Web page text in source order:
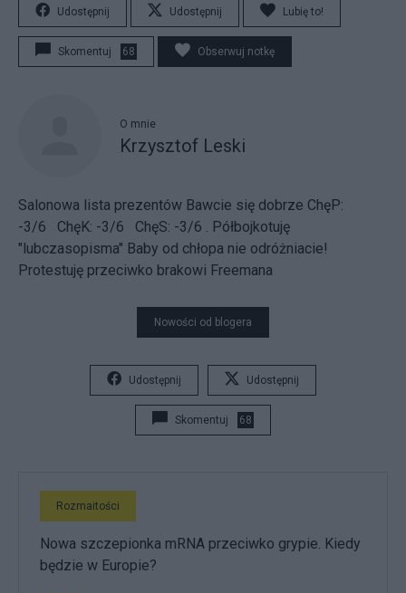
Udostępnij Udostępnij Lubię to!
Skomentuj 68 Obserwuj notkę
O mnie
Krzysztof Leski
Salonowa lista prezentów Bawcie się dobrze ChęP:
-3/6 ChęK: -3/6 ChęS: -3/6
Półbojkotuję
"lubczasopisma" Baby od chłopa nie odróżniacie!
Protestuję przeciwko brakowi Freemana
Nowości od blogera
Udostępnij Udostępnij
Skomentuj 68
Rozmaitości
Nowa szczepionka mRNA przeciwko grypie. Kiedy
będzie w Europie?